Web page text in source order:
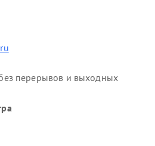
перерывов и выходных